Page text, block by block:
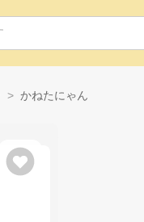
かねたにゃん